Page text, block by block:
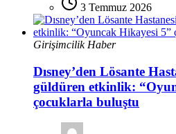
3 Temmuz 2026
Girişimcilik Haber
Dısney’den Lösante
güldüren etkinlik:
çocuklarla buluştu